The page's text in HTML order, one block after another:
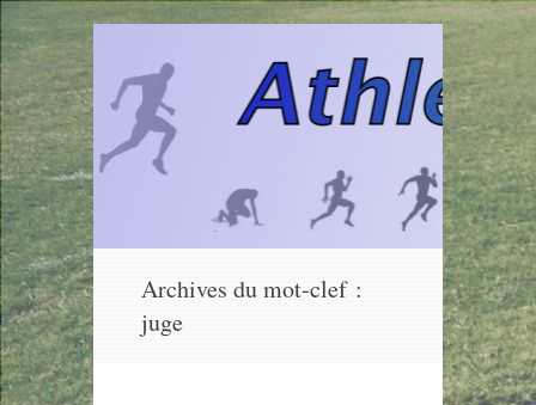
contenu
Archives du mot-clef :
juge